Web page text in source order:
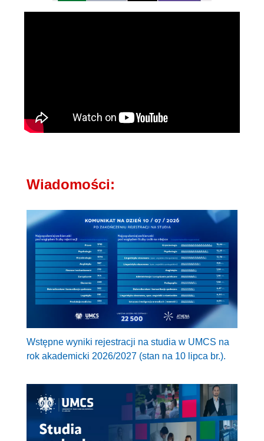
Wiadomości:
Wstępne wyniki rejestracji na studia w UMCS na
rok akademicki 2026/2027 (stan na 10 lipca br.).